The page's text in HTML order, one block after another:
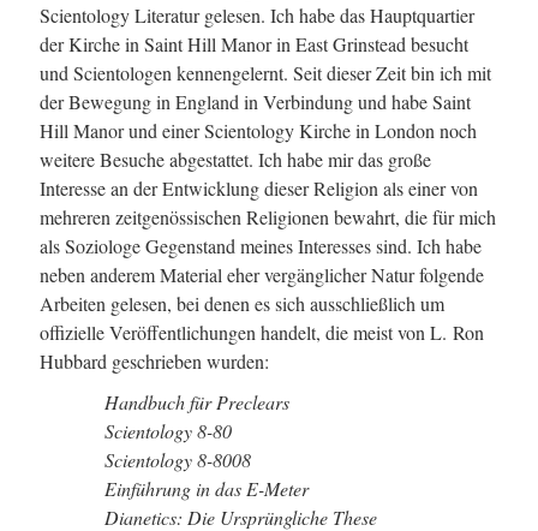
Scientology Literatur gelesen. Ich habe das Hauptquartier
der Kirche in Saint Hill Manor in East Grinstead besucht
und Scientologen kennengelernt. Seit dieser Zeit bin ich mit
der Bewegung in England in Verbindung und habe Saint
Hill Manor und einer Scientology Kirche in London noch
weitere Besuche abgestattet. Ich habe mir das große
Interesse an der Entwicklung dieser Religion als einer von
mehreren zeitgenössischen Religionen bewahrt, die für mich
als Soziologe Gegenstand meines Interesses sind. Ich habe
neben anderem Material eher vergänglicher Natur folgende
Arbeiten gelesen, bei denen es sich ausschließlich um
offizielle Veröffentlichungen handelt, die meist von L. Ron
Hubbard geschrieben wurden:
Handbuch für Preclears
Scientology8-80
Scientology8-8008
Einführung in das E-Meter
Dianetics: Die Ursprüngliche These